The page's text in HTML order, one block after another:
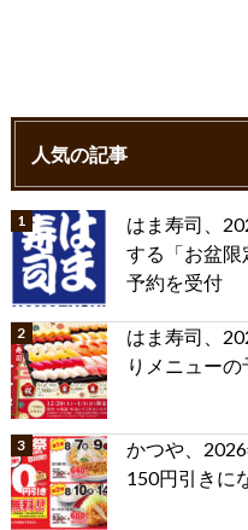
人気の記事
はま寿司、
する「お盆限
予約を受付
はま寿司、
りメニュー
かつや、
150円引きに